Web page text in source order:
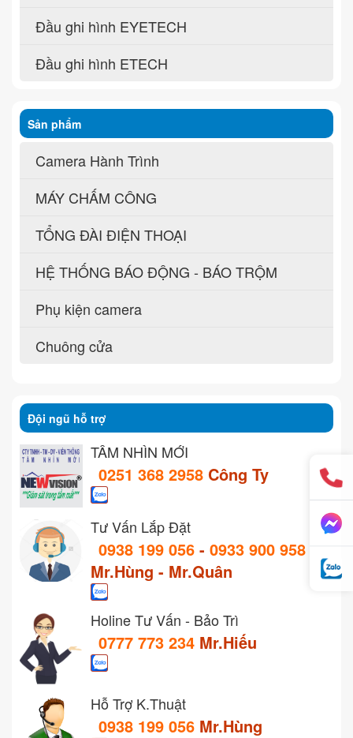
Đầu ghi hình EYETECH
Đầu ghi hình ETECH
Sản phẩm
Camera Hành Trình
MÁY CHẤM CÔNG
TỔNG ĐÀI ĐIỆN THOẠI
HỆ THỐNG BÁO ĐỘNG - BÁO TRỘM
Phụ kiện camera
Chuông cửa
Đội ngũ hỗ trợ
TẦM NHÌN MỚI
0251 368 2958 Công Ty
Tư Vấn Lắp Đặt
0938 199 056 - 0933 900 958
Mr.Hùng - Mr.Quân
Holine Tư Vấn - Bảo Trì
0777 773 234 Mr.Hiếu
Hỗ Trợ K.Thuật
0938 199 056 Mr.Hùng